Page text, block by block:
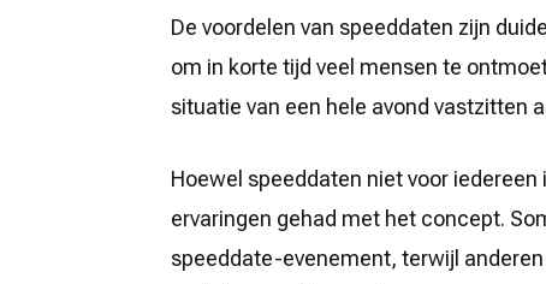
De voordelen van speeddaten zijn
om in korte tijd veel mensen te
situatie van een hele avond vastzitten
Hoewel speeddaten niet voor
ervaringen gehad met het concept.
speeddate-evenement, terwijl